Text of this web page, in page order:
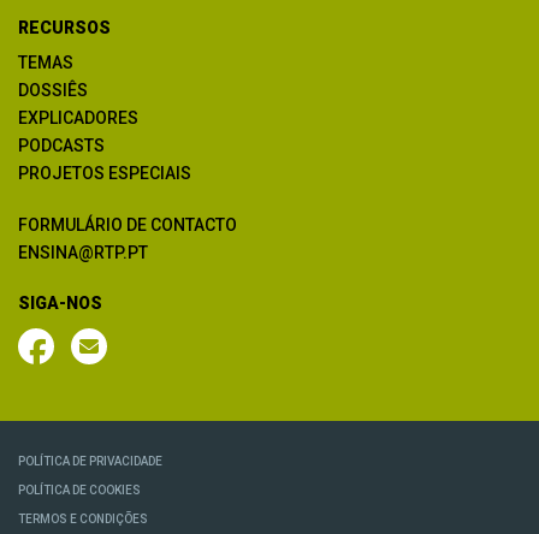
RECURSOS
TEMAS
DOSSIÊS
EXPLICADORES
PODCASTS
PROJETOS ESPECIAIS
FORMULÁRIO DE CONTACTO
ENSINA@RTP.PT
SIGA-NOS
POLÍTICA DE PRIVACIDADE
POLÍTICA DE COOKIES
TERMOS E CONDIÇÕES